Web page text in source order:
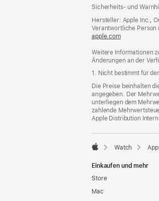
Sicherheits- und
Hersteller: Apple Inc.,
Verantwortliche Person
apple.com(öffnet
neues
Fenster)
Weitere Informationen
Änderungen an der
1. Nicht bestimmt für
Die Preise beinhalten
angegeben. Der
unterliegen dem
zahlende
Apple Distribution
Watch
Einkaufen und mehr
Store
Mac